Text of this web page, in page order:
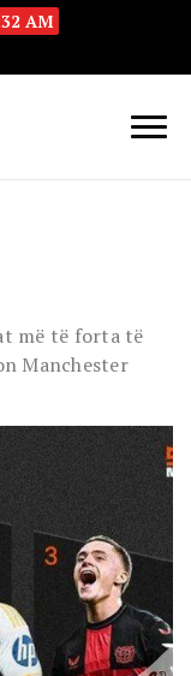
AM
më të forta të
Manchester